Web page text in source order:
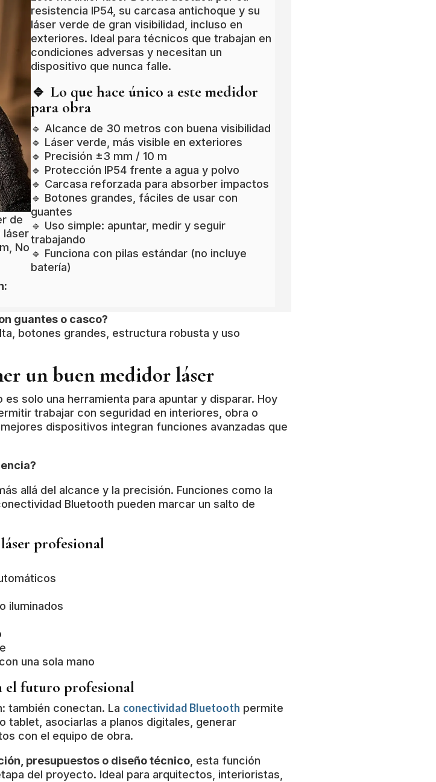
de
láser
No
resistencia IP54, su carcasa antichoque y su
láser verde de gran visibilidad, incluso en
exteriores. Ideal para técnicos que trabajan en
condiciones adversas y necesitan un
dispositivo que nunca falle.
🔹 Lo que hace único a este medidor
para obra
🔹 Alcance de 30 metros con buena visibilidad
🔹 Láser verde, más visible en exteriores
🔹 Precisión ±3 mm / 10 m
🔹 Protección IP54 frente a agua y polvo
🔹 Carcasa reforzada para absorber impactos
🔹 Botones grandes, fáciles de usar con
guantes
🔹 Uso simple: apuntar, medir y seguir
trabajando
🔹 Funciona con pilas estándar (no incluye
batería)
guantes o casco?
botones grandes, estructura robusta y uso
un buen medidor láser
solo una herramienta para apuntar y disparar. Hoy
trabajar con seguridad en interiores, obra o
dispositivos integran funciones avanzadas que
allá del alcance y la precisión. Funciones como la
Bluetooth pueden marcar un salto de
profesional
iluminados
una sola mano
el futuro profesional
también conectan. La conectividad Bluetooth permite
asociarlas a planos digitales, generar
con el equipo de obra.
presupuestos o diseño técnico , esta función
del proyecto. Ideal para arquitectos, interioristas,